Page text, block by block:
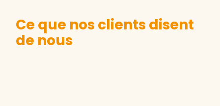
Ce que nos clients disent
de nous